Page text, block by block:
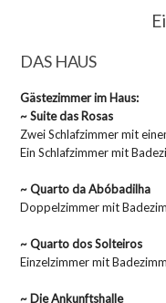
DAS HAUS
Gästezimmer im Haus:
~ Suite das Rosas
Zwei Schlafzimmer mit
Ein Schlafzimmer mit
~ Quarto da Abóbadilha
Doppelzimmer mit
~ Quarto dos Solteiros
Einzelzimmer mit
~ Die Ankunftshalle